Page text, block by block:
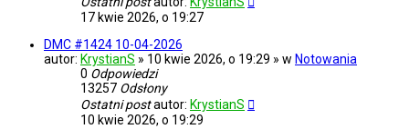
17 kwie 2026, o 19:27
DMC #1424 10-04-2026
autor: KrystianS » 10 kwie 2026, o 19:29 » w Notowania
0 Odpowiedzi
13257 Odsłony
Ostatni postautor: KrystianS
10 kwie 2026, o 19:29